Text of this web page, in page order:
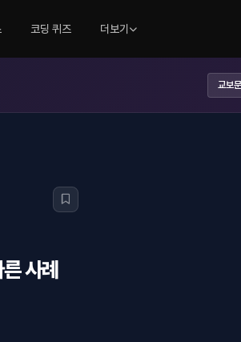
코딩 퀴즈 더보기
교보
사례